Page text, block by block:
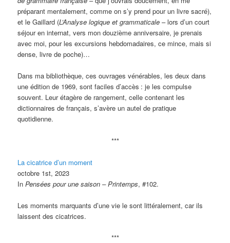
préparant mentalement, comme on s’y prend pour un livre sacré),
et le Gaillard (L’Analyse logique et grammaticale – lors d’un court
séjour en internat, vers mon douzième anniversaire, je prenais
avec moi, pour les excursions hebdomadaires, ce mince, mais si
dense, livre de poche)…
Dans ma bibliothèque, ces ouvrages vénérables, les deux dans
une édition de 1969, sont faciles d’accès : je les compulse
souvent. Leur étagère de rangement, celle contenant les
dictionnaires de français, s’avère un autel de pratique
quotidienne.
***
La cicatrice d’un moment
octobre 1st, 2023
InPensées pour une saison – Printemps, #102.
Les moments marquants d’une vie le sont littéralement, car ils
laissent des cicatrices.
***